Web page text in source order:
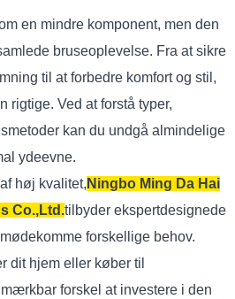
en mindre komponent, men den
bruseoplevelse. Fra at sikre
til at forbedre komfort og stil,
rigtige. Ved at forstå typer,
kan du undgå almindelige
ydeevne.
høj kvalitet, Ningbo Ming Da Hai
Co.,Ltd.tilbyder ekspertdesignede
forskellige behov.
dit hjem eller køber til
forskel at investere i den